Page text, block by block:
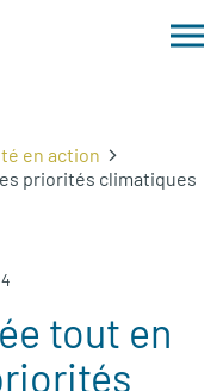
en action
priorités climatiques
tout en